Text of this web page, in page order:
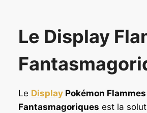
Le Display
Le Display Pokémon Flammes
Fantasmagoriques est la